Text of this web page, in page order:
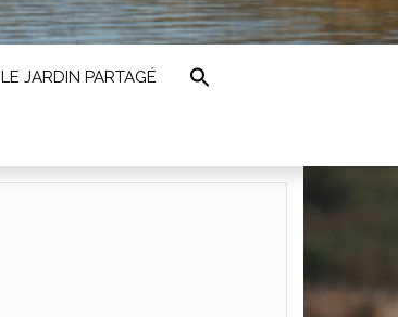
LE JARDIN PARTAGÉ